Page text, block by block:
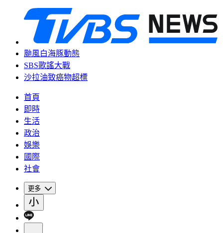
颱風白海豚動態
SBS歌謠大戰
沙拉油致癌物超標
首頁
即時
生活
政治
娛樂
國際
社會
更多